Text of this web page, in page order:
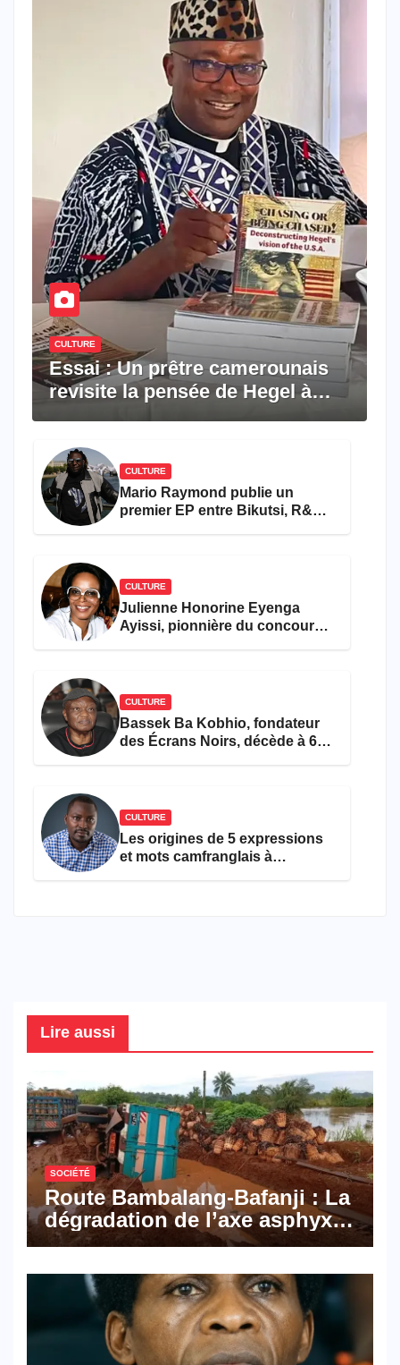
CULTURE
Essai : Un prêtre camerounais
revisite la pensée de Hegel à
CULTURE
Mario Raymond publie un
premier EP entre Bikutsi, R&B
CULTURE
Julienne Honorine Eyenga
Ayissi, pionnière du concours
CULTURE
Bassek Ba Kobhio, fondateur
des Écrans Noirs, décède à 69
CULTURE
Les origines de 5 expressions
et mots camfranglais à
Lire aussi
SOCIÉTÉ
Route Bambalang-Bafanji : La
dégradation de l’axe asphyxie
les activités économiques